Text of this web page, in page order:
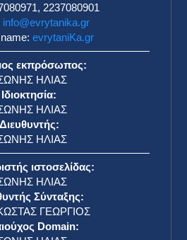
2237080901
info@evrytanika.gr
evrytaniKa.gr
εκπρόσωπος:
ΗΛΙΑΣ
Ιδιοκτησία:
ΗΛΙΑΣ
Διευθυντής:
ΗΛΙΑΣ
ιστοσελίδας:
ΗΛΙΑΣ
Σύνταξης:
ΓΕΩΡΓΙΟΣ
Domain: